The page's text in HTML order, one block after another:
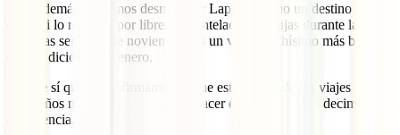
Pero además queremos desmitificar Laponia como un destino súper
caro. Si lo reservas por libre, con antelación y viajas durante las
primeras semanas de noviembre, es un viaje muchísimo más barato
que en diciembre o enero.
Lo que sí que te confirmamos es que este es uno de los viajes
navideños más bonitos que vas a hacer en tu vida. Te lo decimos por
experiencia.